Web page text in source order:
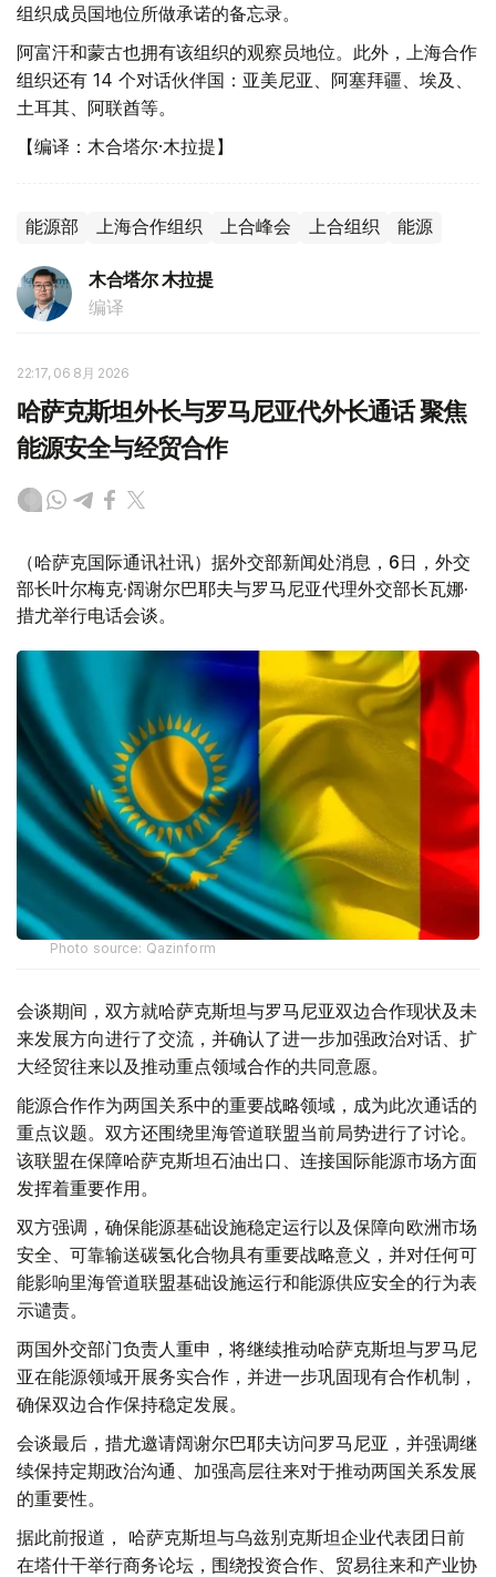
组织成员国地位所做承诺的备忘录。
阿富汗和蒙古也拥有该组织的观察员地位。此外，上海合作
组织还有 14 个对话伙伴国：亚美尼亚、阿塞拜疆、埃及、
土耳其、阿联酋等。
【编译：木合塔尔·木拉提】
能源部 上海合作组织 上合峰会 上合组织 能源
木合塔尔 木拉提
编译
22:17, 06 8月 2026
哈萨克斯坦外长与罗马尼亚代外长通话 聚焦
能源安全与经贸合作
（哈萨克国际通讯社讯）据外交部新闻处消息，6日，外交
部长叶尔梅克·阔谢尔巴耶夫与罗马尼亚代理外交部长瓦娜·
措尤举行电话会谈。
Photo source: Qazinform
会谈期间，双方就哈萨克斯坦与罗马尼亚双边合作现状及未
来发展方向进行了交流，并确认了进一步加强政治对话、扩
大经贸往来以及推动重点领域合作的共同意愿。
能源合作作为两国关系中的重要战略领域，成为此次通话的
重点议题。双方还围绕里海管道联盟当前局势进行了讨论。
该联盟在保障哈萨克斯坦石油出口、连接国际能源市场方面
发挥着重要作用。
双方强调，确保能源基础设施稳定运行以及保障向欧洲市场
安全、可靠输送碳氢化合物具有重要战略意义，并对任何可
能影响里海管道联盟基础设施运行和能源供应安全的行为表
示谴责。
两国外交部门负责人重申，将继续推动哈萨克斯坦与罗马尼
亚在能源领域开展务实合作，并进一步巩固现有合作机制，
确保双边合作保持稳定发展。
会谈最后，措尤邀请阔谢尔巴耶夫访问罗马尼亚，并强调继
续保持定期政治沟通、加强高层往来对于推动两国关系发展
的重要性。
据此前报道， 哈萨克斯坦与乌兹别克斯坦企业代表团日前
在塔什干举行商务论坛，围绕投资合作、贸易往来和产业协